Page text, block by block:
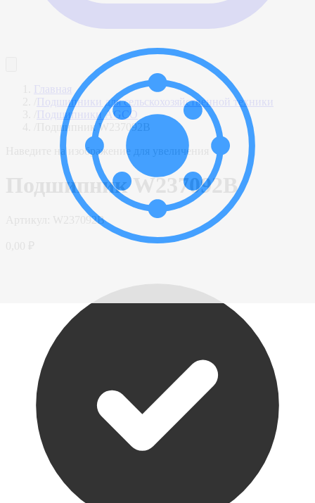
Главная
Подшипники для сельскохозяйственной техники
Подшипники AGCO
Подшипник W237092B
Наведите на изображение для увеличения
Подшипник W237092B
W237092B